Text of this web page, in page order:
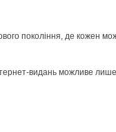
покоління, де кожен
видань можливе